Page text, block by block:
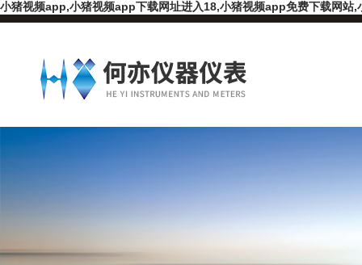
小猪视频app,小猪视频app下载网址进入18,小猪视频app免费下载网站